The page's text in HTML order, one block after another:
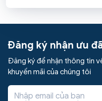
Đăng ký nhận ưu
Đăng ký để nhận thông tin
khuyến mãi của chúng tôi